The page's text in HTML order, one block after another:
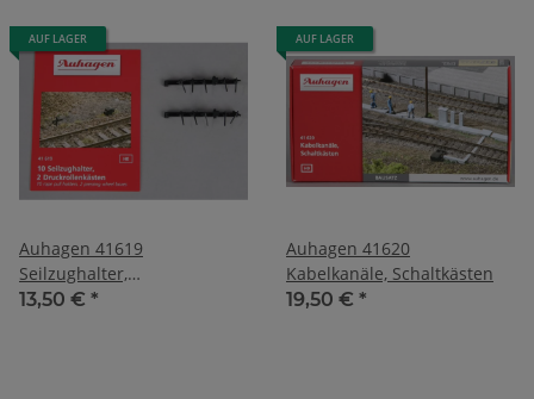
AUF LAGER
Auhagen 41619
Seilzughalter,
Druckrollenkästen
13,50 € *
AUF LAGER
Auhagen 41620
Kabelkanäle, Schaltkästen
19,50 € *